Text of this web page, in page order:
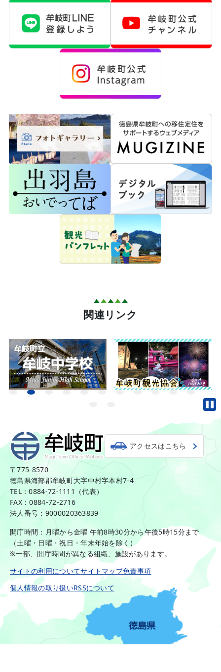
関連リンク
アクセスはこちら
〒775-8570
徳島県海部郡牟岐町大字中村字本村7-4
TEL：0884-72-1111（代表）
FAX：0884-72-2716
法人番号：9000020363839
開庁時間：月曜から金曜 午前8時30分から午後5時15分まで
（土曜・日曜・祝日・年末年始を除く）
※一部、開庁時間が異なる組織、施設があります。
サイトの利用についてサイトマップ免責事項
個人情報の取り扱いRSSについて